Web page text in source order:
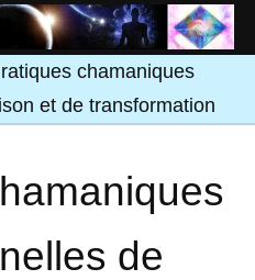
chamaniques
et de transformation
de